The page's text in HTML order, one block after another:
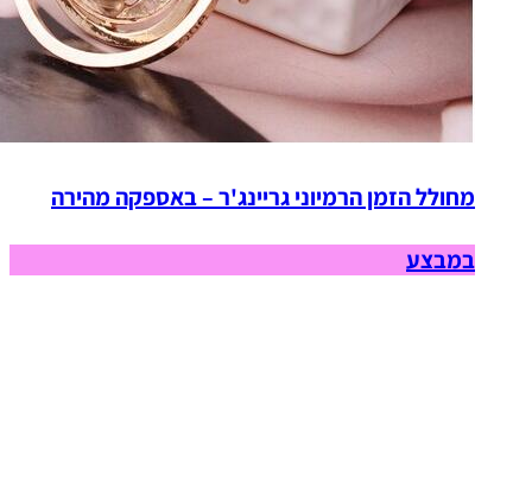
מחולל הזמן הרמיוני גריינג'ר – באספקה מהירה
במבצע